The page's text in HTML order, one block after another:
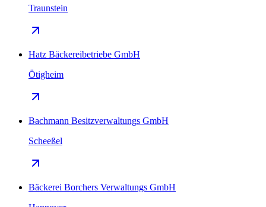
Traunstein
Hatz Bäckereibetriebe GmbH
Ötigheim
Bachmann Besitzverwaltungs GmbH
Scheeßel
Bäckerei Borchers Verwaltungs GmbH